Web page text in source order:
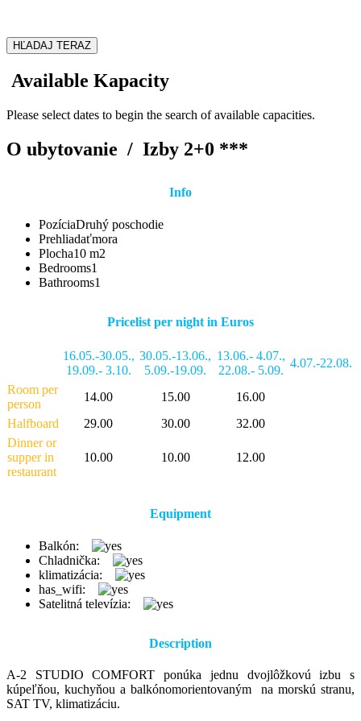
HĽADAJ TERAZ
Available Kapacity
Please select dates to begin the search of available capacities.
O ubytovanie / Izby 2+0 ***
Info
PozíciaDruhý poschodie
Prehliadaťmora
Plocha10 m2
Bedrooms1
Bathrooms1
Pricelist per night in Euros
16.05.-30.05.,
19.09.- 3.10.
30.05.-13.06.,
5.09.-19.09.
13.06.- 4.07.,
22.08.- 5.09.
4.07.-22.08.
Room per
person
14.00 15.00
16.00
Halfboard
29.00 30.00
32.00
Dinner or
supper in
restaurant
10.00 10.00 12.00
Equipment
Balkón:
Chladnička:
klimatizácia:
has_wifi:
Satelitná televízia:
Description
A-2 STUDIO COMFORT ponúka jednu dvojlôžkovú izbu s
kúpeľňou, kuchyňou a balkónomorientovaným na morskú stranu,
SAT TV, klimatizáciu.